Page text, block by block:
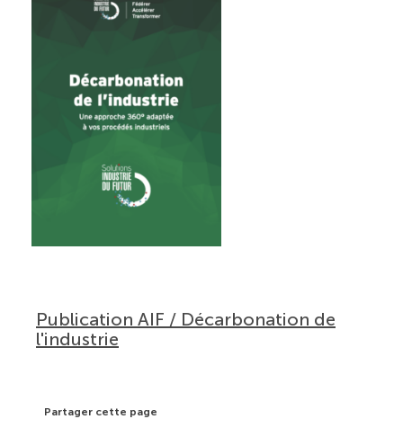
Publication AIF / Décarbonation de
l'industrie
Partager cette page